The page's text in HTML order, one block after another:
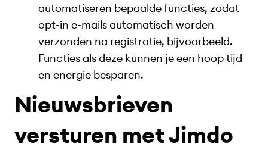
automatiseren bepaalde functies, zodat
opt-in e-mails automatisch worden
verzonden na registratie, bijvoorbeeld.
Functies als deze kunnen je een hoop tijd
en energie besparen.
Nieuwsbrieven
versturen met Jimdo